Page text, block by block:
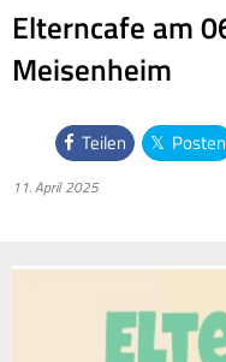
Elterncafe am
Meisenheim
Teilen Posten
11. April 2025